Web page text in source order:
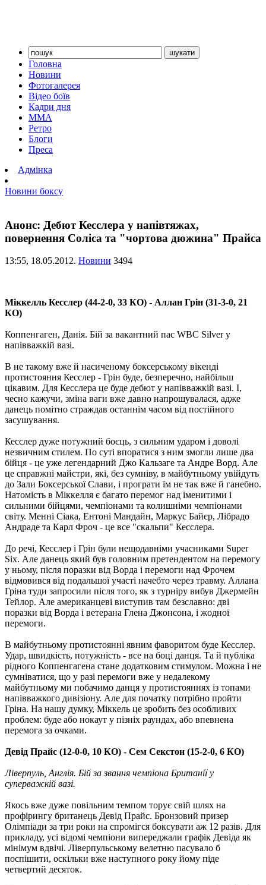
Головна
Новини
Фотогалерея
Відео боїв
Кадри дня
ММА
Ретро
Блоги
Преса
Адмінка
Новини боксу
Анонс: Дебют Кесслера у напівтяжах,
повернення Соліса та "чортова дюжина" Прайса
13:55, 18.05.2012. Новини 3494
Міккелль Кесслер (44-2-0, 33 КО) - Аллан Грін (31-3-0, 21
КО)
Коппенгаген, Данія. Бій за вакантний пас WBC Silver у
напівважкій вазі.
В не такому вже й насиченому боксерському вікенді
протистояння Кесслер - Грін буде, безперечно, найбільш
цікавим. Для Кесслера це буде дебют у напівважкій вазі. І,
чесно кажучи, зміна ваги вже давно напрошувалася, адже
данець помітно страждав останнім часом від постійного
засушування.
Кесслер дуже потужний боєць, з сильним ударом і доволі
незвичним стилем. По суті впоратися з ним змогли лише два
бійця - це уже легендарний Джо Кальзаге та Андре Ворд. Але
це справжні майстри, які, без сумніву, в майбутньому увійдуть
до Зали Боксерської Слави, і програти їм не так вже й ганебно.
Натомість в Міккелля є багато перемог над іменитими і
сильними бійцями, чемпіонами та колишніми чемпіонами
світу. Менні Сіака, Ентоні Мандайн, Маркус Байєр, Лібрадо
Андраде та Карл Фроч - це все "скальпи" Кесслера.
До речі, Кесслер і Грін були нещодавніми учасниками Super
Six. Але данець який був головним претендентом на перемогу
у ньому, після поразки від Ворда і перемоги над Фрочем
відмовився від подальшої участі начебто через травму. Аллана
Гріна туди запросили після того, як з турніру вибув Джермейн
Тейлор. Але американцеві виступив там безславно: дві
поразки від Ворда і ветерана Глена Джонсона, і жодної
перемоги.
В майбутньому протистоянні явним фаворитом буде Кесслер.
Удар, швидкість, потужність - все на боці данця. Та й публіка
рідного Коппенгагена стане додатковим стимулом. Можна і не
сумніватися, що у разі перемоги вже у недалекому
майбутньому ми побачимо данця у протистояннях із топами
напівважкого дивізіону. Але для початку потрібно пройти
Гріна. На нашу думку, Міккель це зробить без особливих
проблем: буде або нокаут у пізніх раундах, або впевнена
перемога за очками.
Девід Прайс (12-0-0, 10 КО) - Сем Секстон (15-2-0, 6 КО)
Ліверпуль, Англія. Бій за звання чемпіона Британії у
суперважкій вазі.
Якось вже дуже повільним темпом торує свій шлях на
профірингу британець Девід Прайс. Бронзовий призер
Олімпіади за три роки на спромігся боксувати аж 12 разів. Для
прикладу, усі відомі чемпіони випереджали графік Девіда як
мінімум вдвічі. Ліверпульському велетню пасувало б
поспішити, оскільки вже наступного року йому піде
четвертий десяток.